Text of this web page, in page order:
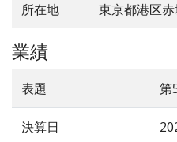
所在地 東京都港区
業績
表題 第
決算日